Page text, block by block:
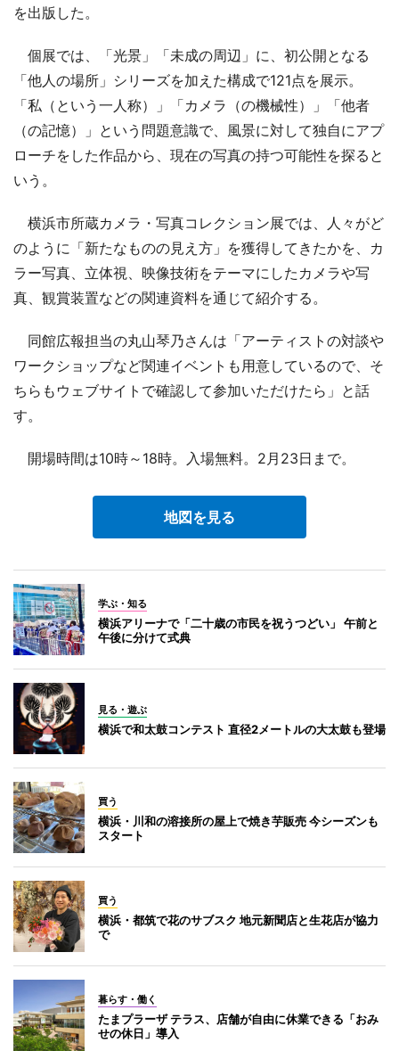
を出版した。
個展では、「光景」「未成の周辺」に、初公開となる
「他人の場所」シリーズを加えた構成で121点を展示。
「私（という一人称）」「カメラ（の機械性）」「他者
（の記憶）」という問題意識で、風景に対して独自にアプ
ローチをした作品から、現在の写真の持つ可能性を探ると
いう。
横浜市所蔵カメラ・写真コレクション展では、人々がど
のように「新たなものの見え方」を獲得してきたかを、カ
ラー写真、立体視、映像技術をテーマにしたカメラや写
真、観賞装置などの関連資料を通じて紹介する。
同館広報担当の丸山琴乃さんは「アーティストの対談や
ワークショップなど関連イベントも用意しているので、そ
ちらもウェブサイトで確認して参加いただけたら」と話
す。
開場時間は10時～18時。入場無料。2月23日まで。
地図を見る
学ぶ・知る
横浜アリーナで「二十歳の市民を祝うつどい」 午前と
午後に分けて式典
見る・遊ぶ
横浜で和太鼓コンテスト 直径2メートルの大太鼓も登場
買う
横浜・川和の溶接所の屋上で焼き芋販売 今シーズンも
スタート
買う
横浜・都筑で花のサブスク 地元新聞店と生花店が協力
で
暮らす・働く
たまプラーザ テラス、店舗が自由に休業できる「おみ
せの休日」導入